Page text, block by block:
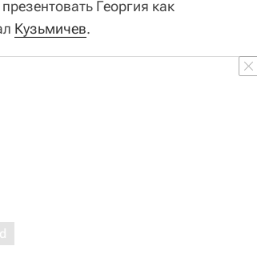
Георгия как
Кузьмичев.